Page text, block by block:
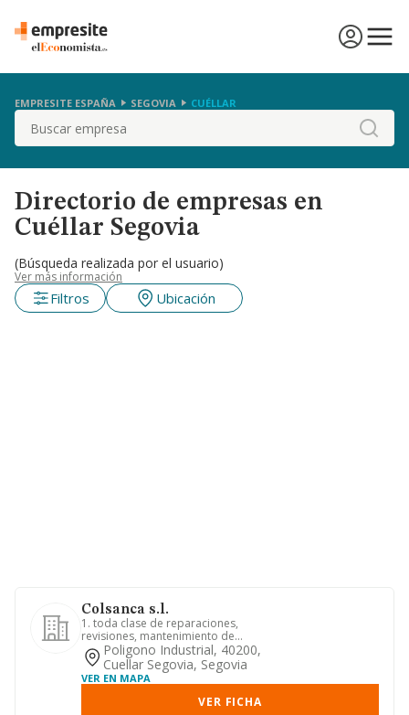
EMPRESITE ESPAÑA SEGOVIA CUÉLLAR
Buscar
Directorio de empresas en
Cuéllar Segovia
(Búsqueda realizada por el usuario)
Ver más información
Filtros Ubicación
Colsanca s.l.
1. toda clase de reparaciones,
revisiones, mantenimiento de
automoviles de usos especiales,
remolqu...
Poligono Industrial, 40200,
Cuellar Segovia, Segovia
VER EN MAPA
VER FICHA